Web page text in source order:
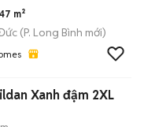
47 m²
(P. Long Bình mới)
Xanh đậm 2XL